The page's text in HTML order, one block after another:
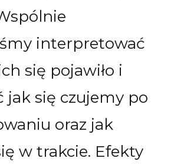
interpretować
się pojawiło i
jak się czujemy po
oraz jak
w trakcie. Efekty